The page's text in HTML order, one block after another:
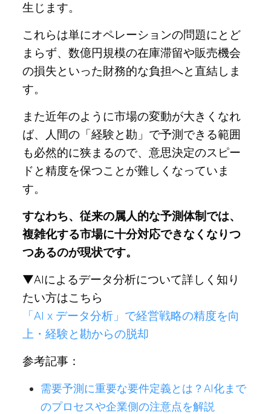
生じます。
これらは単にオペレーションの問題にとど
まらず、数億円規模の在庫滞留や販売機会
の損失といった財務的な負担へと直結しま
す。
また近年のように市場の変動が大きくなれ
ば、人間の「経験と勘」で予測できる範囲
も必然的に狭まるので、意思決定のスピー
ドと精度を保つことが難しくなっていま
す。
すなわち、従来の属人的な予測体制では、
複雑化する市場に十分対応できなくなりつ
つあるのが現状です。
▼AIによるデータ分析について詳しく知り
たい方はこちら
「AI x データ分析」で経営戦略の精度を向
上・経験と勘からの脱却
参考記事：
需要予測に重要な要件定義とは？AI化まで
のプロセスや企業側の注意点を解説